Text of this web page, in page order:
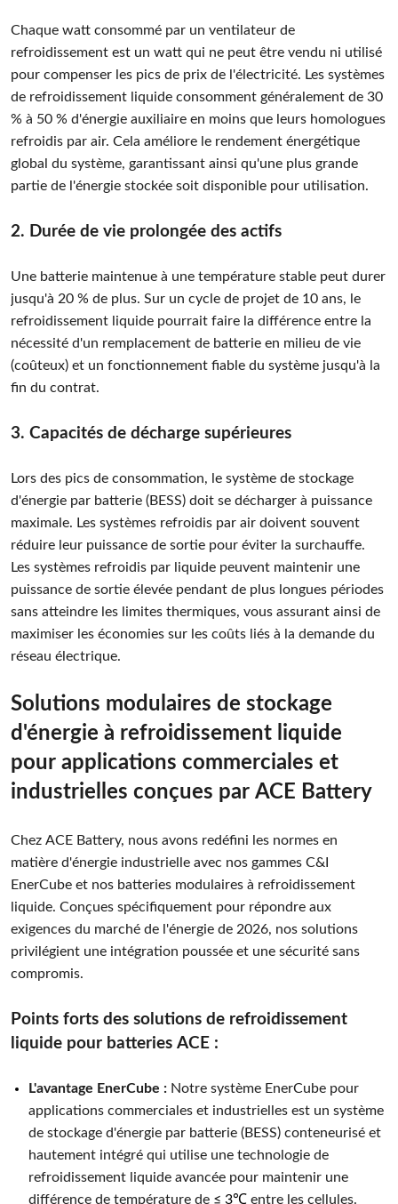
Chaque watt consommé par un ventilateur de
refroidissement est un watt qui ne peut être vendu ni utilisé
pour compenser les pics de prix de l'électricité. Les systèmes
de refroidissement liquide consomment généralement de 30
% à 50 % d'énergie auxiliaire en moins que leurs homologues
refroidis par air. Cela améliore le rendement énergétique
global du système, garantissant ainsi qu'une plus grande
partie de l'énergie stockée soit disponible pour utilisation.
2. Durée de vie prolongée des actifs
Une batterie maintenue à une température stable peut durer
jusqu'à 20 % de plus. Sur un cycle de projet de 10 ans, le
refroidissement liquide pourrait faire la différence entre la
nécessité d'un remplacement de batterie en milieu de vie
(coûteux) et un fonctionnement fiable du système jusqu'à la
fin du contrat.
3. Capacités de décharge supérieures
Lors des pics de consommation, le système de stockage
d'énergie par batterie (BESS) doit se décharger à puissance
maximale. Les systèmes refroidis par air doivent souvent
réduire leur puissance de sortie pour éviter la surchauffe.
Les systèmes refroidis par liquide peuvent maintenir une
puissance de sortie élevée pendant de plus longues périodes
sans atteindre les limites thermiques, vous assurant ainsi de
maximiser les économies sur les coûts liés à la demande du
réseau électrique.
Solutions modulaires de stockage
d'énergie à refroidissement liquide
pour applications commerciales et
industrielles conçues par ACE Battery
Chez ACE Battery, nous avons redéfini les normes en
matière d'énergie industrielle avec nos gammes C&I
EnerCube et nos batteries modulaires à refroidissement
liquide. Conçues spécifiquement pour répondre aux
exigences du marché de l'énergie de 2026, nos solutions
privilégient une intégration poussée et une sécurité sans
compromis.
Points forts des solutions de refroidissement
liquide pour batteries ACE :
L'avantage EnerCube : Notre système EnerCube pour
applications commerciales et industrielles est un système
de stockage d'énergie par batterie (BESS) conteneurisé et
hautement intégré qui utilise une technologie de
refroidissement liquide avancée pour maintenir une
différence de température de ≤ 3℃ entre les cellules.